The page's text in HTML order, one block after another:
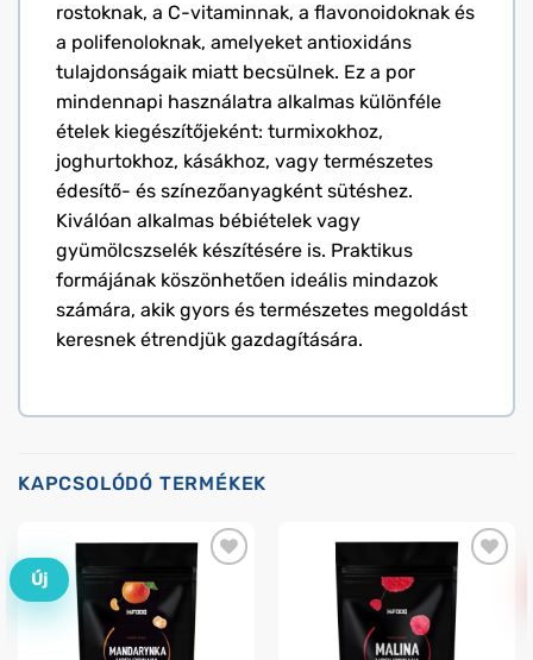
rostoknak, a C-vitaminnak, a flavonoidoknak és
a polifenoloknak, amelyeket antioxidáns
tulajdonságaik miatt becsülnek. Ez a por
mindennapi használatra alkalmas különféle
ételek kiegészítőjeként: turmixokhoz,
joghurtokhoz, kásákhoz, vagy természetes
édesítő- és színezőanyagként sütéshez.
Kiválóan alkalmas bébiételek vagy
gyümölcszselék készítésére is. Praktikus
formájának köszönhetően ideális mindazok
számára, akik gyors és természetes megoldást
keresnek étrendjük gazdagítására.
KAPCSOLÓDÓ TERMÉKEK
Új